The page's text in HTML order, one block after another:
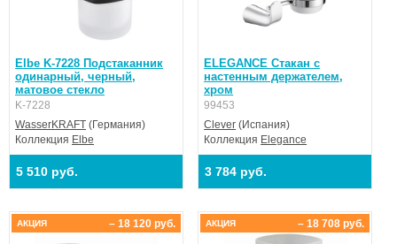
Elbe K-7228 Подстаканник
одинарный, черный,
матовое стекло
K-7228
WasserKRAFT (Германия)
Коллекция Elbe
5 510 руб.
ELEGANCE Стакан с
настенным держателем,
хром
99453
Clever (Испания)
Коллекция Elegance
3 784 руб.
– 18 120 руб.
АКЦИЯ – 18 708 руб.
АКЦИЯ